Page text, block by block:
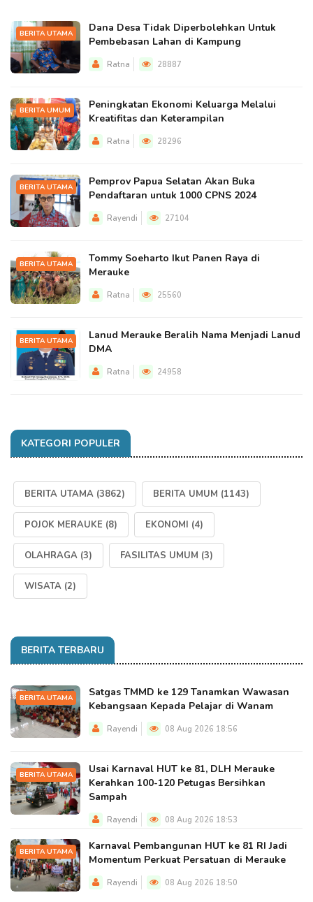
BERITA UTAMA
Dana Desa Tidak Diperbolehkan Untuk
Pembebasan Lahan di Kampung
Ratna 28887
BERITA UMUM
Peningkatan Ekonomi Keluarga Melalui
Kreatifitas dan Keterampilan
Ratna 28296
BERITA UTAMA
Pemprov Papua Selatan Akan Buka
Pendaftaran untuk 1000 CPNS 2024
Rayendi 27104
BERITA UTAMA
Tommy Soeharto Ikut Panen Raya di
Merauke
Ratna 25560
BERITA UTAMA
Lanud Merauke Beralih Nama Menjadi Lanud
DMA
Ratna 24958
KATEGORI POPULER
BERITA UTAMA (3862) BERITA UMUM (1143)
POJOK MERAUKE (8) EKONOMI (4)
OLAHRAGA (3) FASILITAS UMUM (3)
WISATA (2)
BERITA TERBARU
BERITA UTAMA
Satgas TMMD ke 129 Tanamkan Wawasan
Kebangsaan Kepada Pelajar di Wanam
Rayendi 08 Aug 2026 18:56
BERITA UTAMA
Usai Karnaval HUT ke 81, DLH Merauke
Kerahkan 100-120 Petugas Bersihkan
Sampah
Rayendi 08 Aug 2026 18:53
BERITA UTAMA
Karnaval Pembangunan HUT ke 81 RI Jadi
Momentum Perkuat Persatuan di Merauke
Rayendi 08 Aug 2026 18:50